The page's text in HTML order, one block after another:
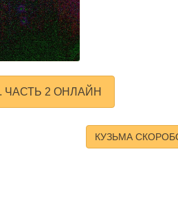
2 ОНЛАЙН
КУЗЬМА